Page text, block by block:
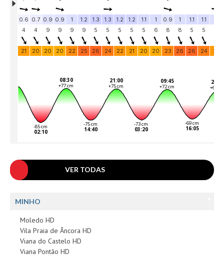
Vídeos
Nacional
Internacional
Exclusivos
Nacional
Internacional
Exclusivas
Guia De Praias
Grande Porto
Oeste
Grande Lisboa
Alentejo
Algarve
VER TODAS
MINHO
Moledo HD
Vila Praia de Âncora HD
Viana do Castelo HD
Viana Pontão HD